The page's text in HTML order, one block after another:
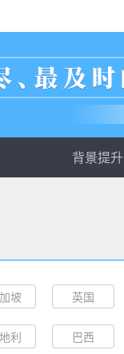
背景提升
坡 英国
利 巴西